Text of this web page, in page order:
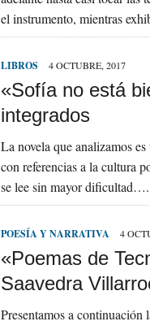
el instrumento, mientras
LIBROS 4 OCTUBRE, 2017
«Sofía no está
integrados
La novela que analizamos
con referencias a la cultura
se lee sin mayor dificultad….
POESÍA Y NARRATIVA 4
«Poemas de
Saavedra
Presentamos a continuación